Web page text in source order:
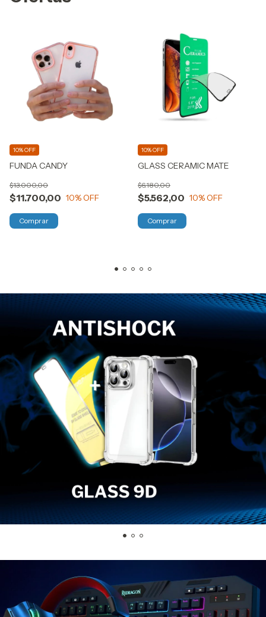
FUNDA CANDY
$11.700,00
$13.000,00
10% OFF
10% OFF
Comprar
GLASS CERAMIC MATE
$5.562,00
$6.180,00
10% OFF
10% OFF
Comprar